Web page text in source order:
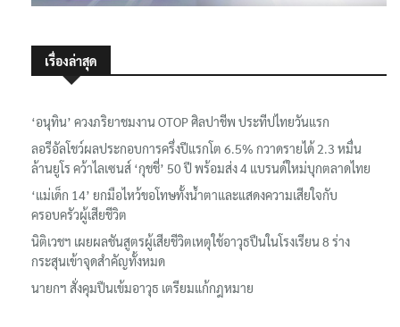
เรื่องล่าสุด
‘อนุทิน’ ควงภริยาชมงาน OTOP ศิลปาชีพ ประทีปไทยวันแรก
ลอรีอัลโชว์ผลประกอบการครึ่งปีแรกโต 6.5% กวาดรายได้ 2.3 หมื่น
ล้านยูโร คว้าไลเซนส์ ‘กุชชี่’ 50 ปี พร้อมส่ง 4 แบรนด์ใหม่บุกตลาดไทย
‘แม่เด็ก 14’ ยกมือไหว้ขอโทษทั้งน้ำตาและแสดงความเสียใจกับ
ครอบครัวผู้เสียชีวิต
นิติเวชฯ เผยผลชันสูตรผู้เสียชีวิตเหตุใช้อาวุธปืนในโรงเรียน 8 ร่าง
กระสุนเข้าจุดสำคัญทั้งหมด
นายกฯ สั่งคุมปืนเข้มอาวุธ เตรียมแก้กฎหมาย